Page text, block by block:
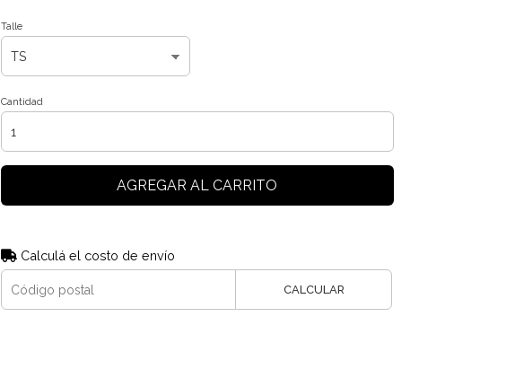
Talle
Cantidad
AGREGAR AL CARRITO
Calculá el costo de envío
CALCULAR